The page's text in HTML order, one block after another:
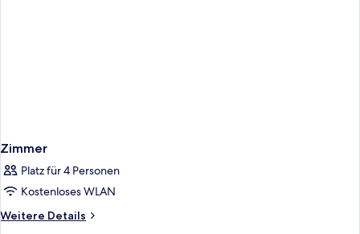
Zimmer
Platz für 4 Personen
Kostenloses WLAN
Weitere Details
Weitere